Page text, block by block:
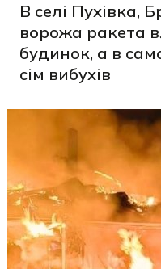
В селі Пухівка,
ворожа ракета
будинок, а в
сім вибухів